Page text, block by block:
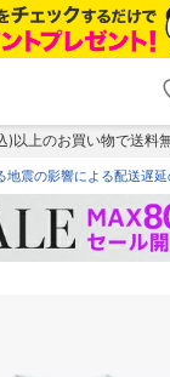
)以上のお買い物で送料
地震の影響による配送遅